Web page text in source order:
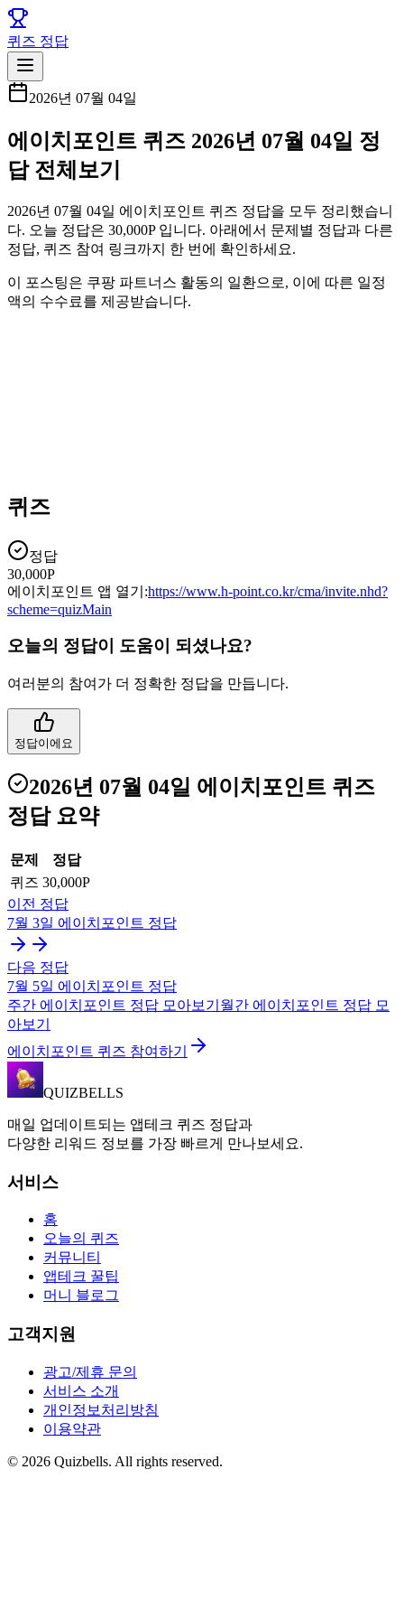
퀴즈 정답
2026년 07월 04일
에이치포인트 퀴즈 2026년 07월 04일 정
답 전체보기
2026년 07월 04일 에이치포인트 퀴즈 정답을 모두 정리했습니
다. 오늘 정답은 30,000P 입니다. 아래에서 문제별 정답과 다른
정답, 퀴즈 참여 링크까지 한 번에 확인하세요.
이 포스팅은 쿠팡 파트너스 활동의 일환으로, 이에 따른 일정
액의 수수료를 제공받습니다.
퀴즈
정답
30,000P
에이치포인트 앱 열기:https://www.h-point.co.kr/cma/invite.nhd?
scheme=quizMain
오늘의 정답이 도움이 되셨나요?
여러분의 참여가 더 정확한 정답을 만듭니다.
정답이에요
2026년 07월 04일 에이치포인트 퀴즈
정답 요약
문제
정답
퀴즈 30,000P
이전 정답
7월 3일 에이치포인트 정답
다음 정답
7월 5일 에이치포인트 정답
주간 에이치포인트 정답 모아보기 월간 에이치포인트 정답 모
아보기
에이치포인트 퀴즈 참여하기
QUIZBELLS
매일 업데이트되는 앱테크 퀴즈 정답과
다양한 리워드 정보를 가장 빠르게 만나보세요.
서비스
홈
오늘의 퀴즈
커뮤니티
앱테크 꿀팁
머니 블로그
고객지원
광고/제휴 문의
서비스 소개
개인정보처리방침
이용약관
© 2026 Quizbells. All rights reserved.